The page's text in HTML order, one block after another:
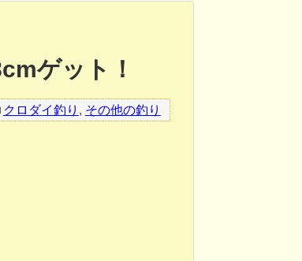
ゲット！
クロダイ釣り , その他の釣り